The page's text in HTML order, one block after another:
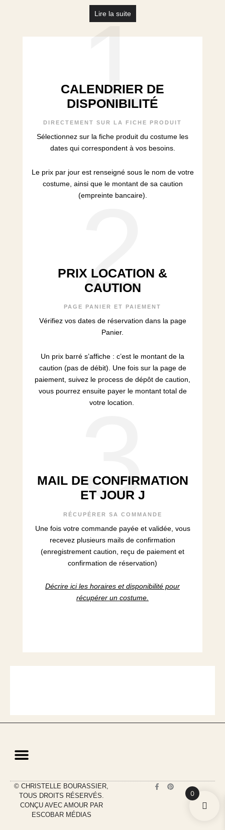
Lire la suite
1
CALENDRIER DE
DISPONIBILITÉ
DIRECTEMENT SUR LA FICHE PRODUIT
Sélectionnez sur la fiche produit du costume les
dates qui correspondent à vos besoins.
Le prix par jour est renseigné sous le nom de votre
costume, ainsi que le montant de sa caution
(empreinte bancaire).
2
PRIX LOCATION &
CAUTION
PAGE PANIER ET PAIEMENT
Vérifiez vos dates de réservation dans la page
Panier.
Un prix barré s’affiche : c’est le montant de la
caution (pas de débit). Une fois sur la page de
paiement, suivez le process de dépôt de caution,
vous pourrez ensuite payer le montant total de
votre location.
3
MAIL DE CONFIRMATION
ET JOUR J
RÉCUPÉRER SA COMMANDE
Une fois votre commande payée et validée, vous
recevez plusieurs mails de confirmation
(enregistrement caution, reçu de paiement et
confirmation de réservation)
Décrire ici les horaires et disponibilité pour
récupérer un costume.
© CHRISTELLE BOURASSIER,
TOUS DROITS RÉSERVÉS.
CONÇU AVEC AMOUR PAR
ESCOBAR MÉDIAS
F
a
P
i
0